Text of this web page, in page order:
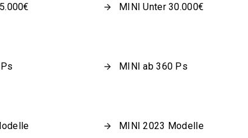
MINI Unter 30.000€
MINI ab 360 Ps
MINI 2023 Modelle